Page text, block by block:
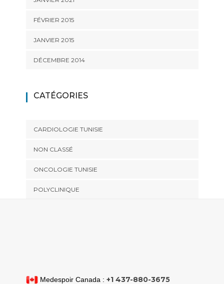
FÉVRIER 2015
JANVIER 2015
DÉCEMBRE 2014
CATÉGORIES
CARDIOLOGIE TUNISIE
NON CLASSÉ
ONCOLOGIE TUNISIE
POLYCLINIQUE
Medespoir Canada : +1 437-880-3675